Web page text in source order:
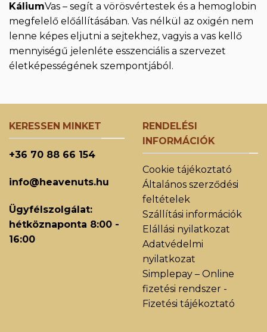
KáliumVas – segít a vörösvértestek és a hemoglobin
megfelelő előállításában. Vas nélkül az oxigén nem
lenne képes eljutni a sejtekhez, vagyis a vas kellő
mennyiségű jelenléte esszenciális a szervezet
életképességének szempontjából.
KERESSEN MINKET
+36 70 88 66 154
info@heavenuts.hu
Ügyfélszolgálat:
hétköznaponta 8:00 -
16:00
RENDELÉSI
INFORMÁCIÓK
Cookie tájékoztató
Általános szerződési
feltételek
Szállítási információk
Elállási nyilatkozat
Adatvédelmi
nyilatkozat
Simplepay – Online
fizetési rendszer -
Fizetési tájékoztató